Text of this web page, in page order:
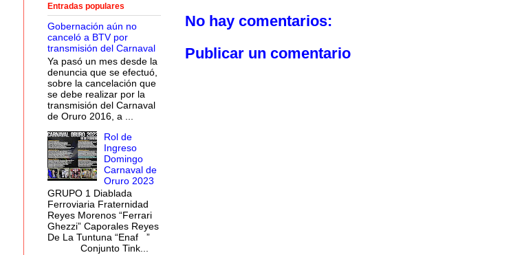
No hay comentarios:
Publicar un comentario
Entradas populares
Gobernación aún no
canceló a BTV por
transmisión del Carnaval
Ya pasó un mes desde la
denuncia que se efectuó,
sobre la cancelación que
se debe realizar por la
transmisión del Carnaval
de Oruro 2016, a ...
Rol de
Ingreso
Domingo
Carnaval de
Oruro 2023
GRUPO 1 Diablada
Ferroviaria Fraternidad
Reyes Morenos “Ferrari
Ghezzi” Caporales Reyes
De La Tuntuna “Enaf ”
Conjunto Tink...